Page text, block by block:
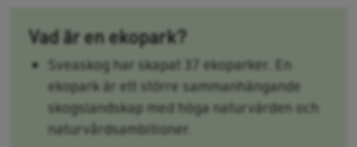
Vad är en ekopark?
Sveaskog har skapat 37 ekoparker. En
ekopark är ett större sammanhängande
skogslandskap med höga naturvärden och
naturvårdsambitioner.